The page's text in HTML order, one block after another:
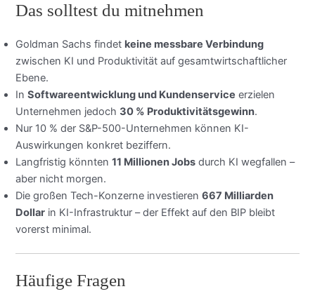
Das solltest du mitnehmen
Goldman Sachs findet keine messbare Verbindung
zwischen KI und Produktivität auf gesamtwirtschaftlicher
Ebene.
InSoftwareentwicklung und Kundenservice erzielen
Unternehmen jedoch 30 % Produktivitätsgewinn.
Nur 10 % der S&P-500-Unternehmen können KI-
Auswirkungen konkret beziffern.
Langfristig könnten11 Millionen Jobs durch KI wegfallen –
aber nicht morgen.
Die großen Tech-Konzerne investieren667 Milliarden
Dollar in KI-Infrastruktur – der Effekt auf den BIP bleibt
vorerst minimal.
Häufige Fragen